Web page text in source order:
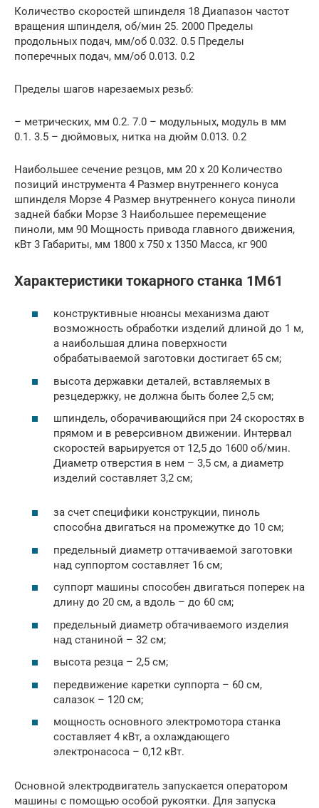
Количество скоростей шпинделя 18 Диапазон частот
вращения шпинделя, об/мин 25. 2000 Пределы
продольных подач, мм/об 0.032. 0.5 Пределы
поперечных подач, мм/об 0.013. 0.2
Пределы шагов нарезаемых резьб:
– метрических, мм 0.2. 7.0 – модульных, модуль в мм
0.1. 3.5 – дюймовых, нитка на дюйм 0.013. 0.2
Наибольшее сечение резцов, мм 20 х 20 Количество
позиций инструмента 4 Размер внутреннего конуса
шпинделя Морзе 4 Размер внутреннего конуса пиноли
задней бабки Морзе 3 Наибольшее перемещение
пиноли, мм 90 Мощность привода главного движения,
кВт 3 Габариты, мм 1800 х 750 х 1350 Масса, кг 900
Характеристики токарного станка 1М61
конструктивные нюансы механизма дают
возможность обработки изделий длиной до 1 м,
а наибольшая длина поверхности
обрабатываемой заготовки достигает 65 см;
высота державки деталей, вставляемых в
резцедержку, не должна быть более 2,5 см;
шпиндель, оборачивающийся при 24 скоростях в
прямом и в реверсивном движении. Интервал
скоростей варьируется от 12,5 до 1600 об/мин.
Диаметр отверстия в нем – 3,5 см, а диаметр
изделий составляет 3,2 см;
за счет специфики конструкции, пиноль
способна двигаться на промежутке до 10 см;
предельный диаметр оттачиваемой заготовки
над суппортом составляет 16 см;
суппорт машины способен двигаться поперек на
длину до 20 см, а вдоль – до 60 см;
предельный диаметр обтачиваемого изделия
над станиной – 32 см;
высота резца – 2,5 см;
передвижение каретки суппорта – 60 см,
салазок – 120 см;
мощность основного электромотора станка
составляет 4 кВт, а охлаждающего
электронасоса – 0,12 кВт.
Основной электродвигатель запускается оператором
машины с помощью особой рукоятки. Для запуска